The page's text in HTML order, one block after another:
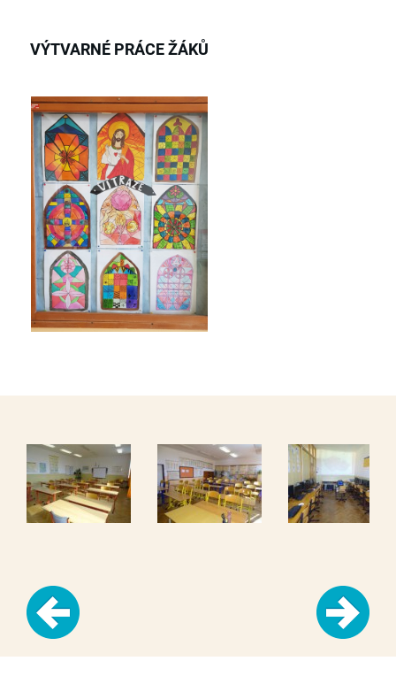
VÝTVARNÉ PRÁCE ŽÁKŮ